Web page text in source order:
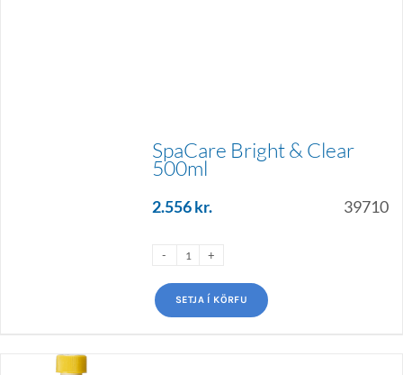
SpaCare Bright & Clear
500ml
2.556kr. 39710
SETJA Í KÖRFU